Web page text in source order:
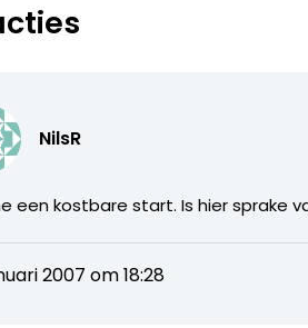
NilsR
een kostbare start. Is hier sprake
2007 om 18:28